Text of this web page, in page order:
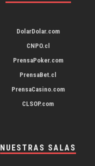
DolarDolar.com
CNPO.cl
PrensaPoker.com
PrensaBet.cl
PrensaCasino.com
CLSOP.com
NUESTRAS SALAS